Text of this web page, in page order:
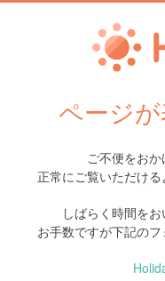
ページ
ご不便をおか
正常にご覧いただける
しばらく時間をお
お手数ですが下記のフ